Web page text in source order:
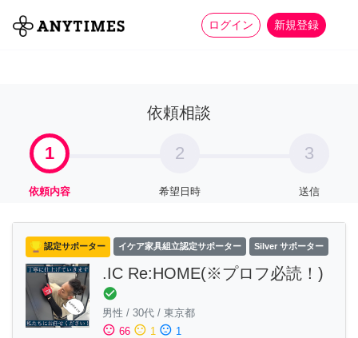
ログイン 新規登録
全て 家事 more_horiz
依頼相談
1
依頼内容
2
希望日時
3
送信
認定サポーター イケア家具組立認定サポーター Silver サポーター
.IC Re:HOME(※プロフ必読！)
check_circle
男性 / 30代 / 東京都
sentiment_satisfied 66 sentiment_neutral 1 sentiment_dissatisfied 1